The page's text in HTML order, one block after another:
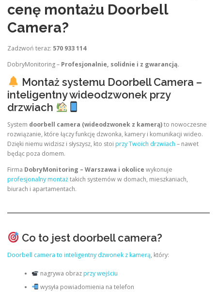
cenę montażu Doorbell
Camera?
Zadzwoń teraz: 570 933 114
DobryMonitoring – Profesjonalnie, solidnie i z gwarancją.
Montaż systemu Doorbell Camera –
inteligentny wideodzwonek przy
drzwiach
System doorbell camera (wideodzwonek z kamerą)to nowoczesne
rozwiązanie, które łączy funkcję dzwonka, kamery i komunikacji wideo.
Dzięki niemu widzisz i słyszysz, kto stoi przy Twoich drzwiach – nawet
będąc poza domem.
Firma DobryMonitoring – Warszawa i okolice wykonuje
profesjonalny montażtakich systemów w domach, mieszkaniach,
biurach i apartamentach.
Co to jest doorbell camera?
Doorbell camera to inteligentny dzwonek z kamerą, który:
nagrywa obrazprzy wejściu
wysyła powiadomienia na telefon